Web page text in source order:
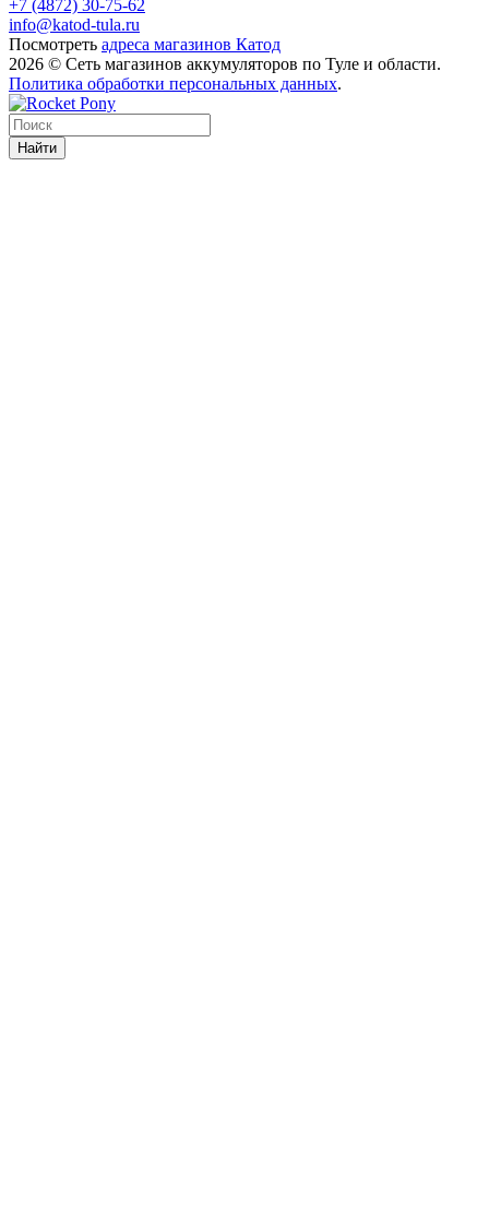
+7 (4872) 30-75-62
info@katod-tula.ru
Посмотреть адреса магазинов Катод
2026 © Сеть магазинов аккумуляторов по Туле и области.
Политика обработки персональных данных.
Найти